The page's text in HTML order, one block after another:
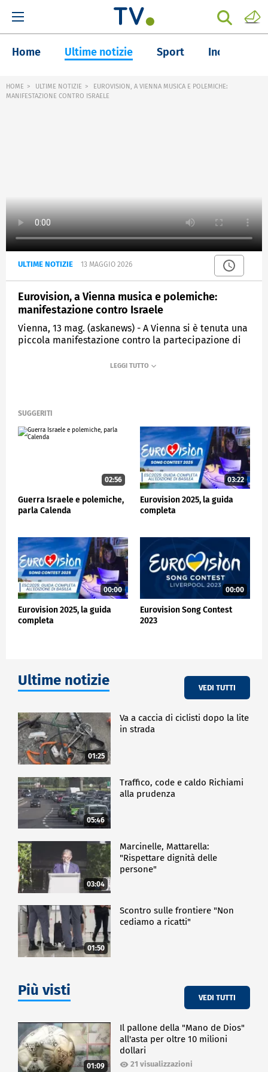
Home Ultime notizie Sport Inchieste
HOME ULTIME NOTIZIE
EUROVISION, A VIENNA MUSICA E POLEMICHE:
MANIFESTAZIONE CONTRO ISRAELE
ULTIME NOTIZIE 13 MAGGIO 2026
Eurovision, a Vienna musica e polemiche:
manifestazione contro Israele
Vienna, 13 mag. (askanews) - A Vienna si è tenuta una
piccola manifestazione contro la partecipazione di
Paese accedeva alle semifinali della competizione.
Islanda, con i primi tre che si sono rifiutati
settimana. Ulteriori manifestazioni sono previste nel
corso della settimana, in vista della finale di sabato.
SUGGERITI
02:56
Guerra Israele e polemiche,
parla Calenda
03:22
Eurovision 2025, la guida
completa
00:00
Eurovision 2025, la guida
completa
00:00
Eurovision Song Contest
2023
Ultime notizie VEDI TUTTI
01:25
Va a caccia di ciclisti dopo la lite
in strada
05:46
Traffico, code e caldo Richiami
alla prudenza
03:04
Marcinelle, Mattarella:
"Rispettare dignità delle
persone"
01:50
Scontro sulle frontiere "Non
cediamo a ricatti"
Più visti VEDI TUTTI
01:09
Il pallone della "Mano de Dios"
all'asta per oltre 10 milioni
dollari
21 visualizzazioni